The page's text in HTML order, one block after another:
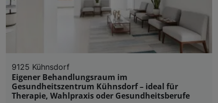
9125 Kühnsdorf
Eigener Behandlungsraum im
Gesundheitszentrum Kühnsdorf – ideal für
Therapie, Wahlpraxis oder Gesundheitsberufe